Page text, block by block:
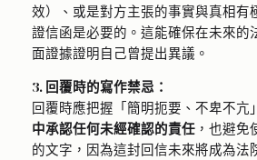
效）、或是對方主張的事實與真相有
證信函是必要的。這能確保在未來的
面證據證明自己曾提出異議。
3. 回覆時的寫作禁忌：
回覆時應把握「簡明扼要、不卑不亢
中承認任何未經確認的責任，也避免
的文字，因為這封回信未來將成為法